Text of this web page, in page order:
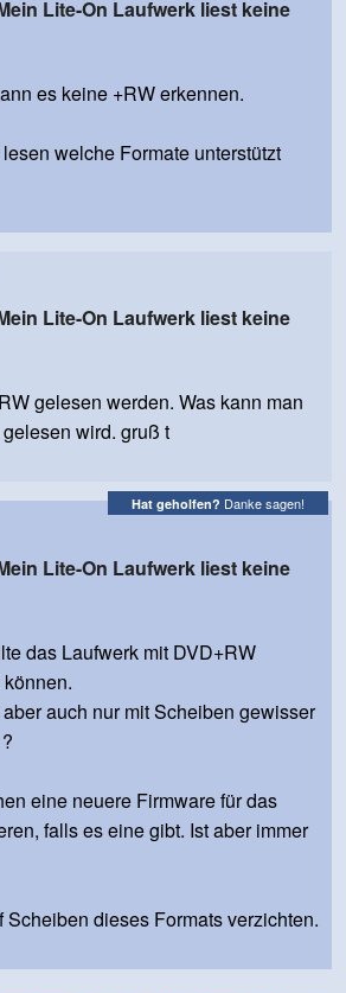
Lite-On Laufwerk liest keine
es keine +RW erkennen.
welche Formate unterstützt
Lite-On Laufwerk liest keine
gelesen werden. Was kann man
wird. gruß t
Hat geholfen? Danke sagen!
Lite-On Laufwerk liest keine
das Laufwerk mit DVD+RW
auch nur mit Scheiben gewisser
eine neuere Firmware für das
falls es eine gibt. Ist aber immer
dieses Formats verzichten.